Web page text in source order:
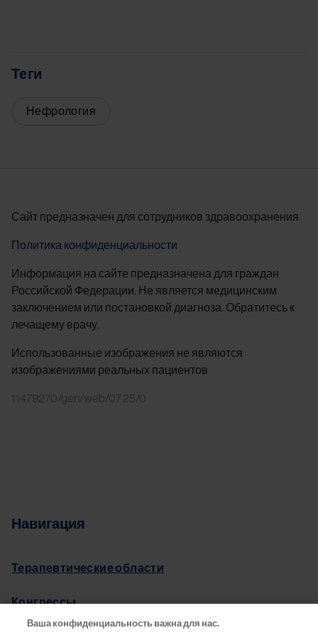
Теги
Нефрология
Сайт предназначен для сотрудников здравоохранения
Политика конфиденциальности
Информация на сайте предназначена для граждан
Российской Федерации. Не является медицинским
заключением или постановкой диагноза. Обратитесь к
лечащему врачу.
Использованные изображения не являются
изображениями реальных пациентов
11479270/gen/web/07.25/0
Навигация
Терапевтические области
Конгрессы
Ваша конфиденциальность важна для нас.